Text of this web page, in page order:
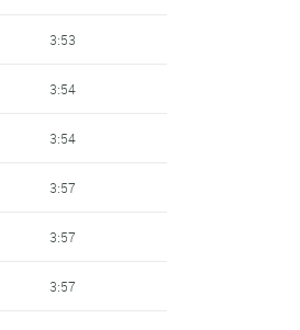
3:53
3:54
3:54
3:57
3:57
3:57